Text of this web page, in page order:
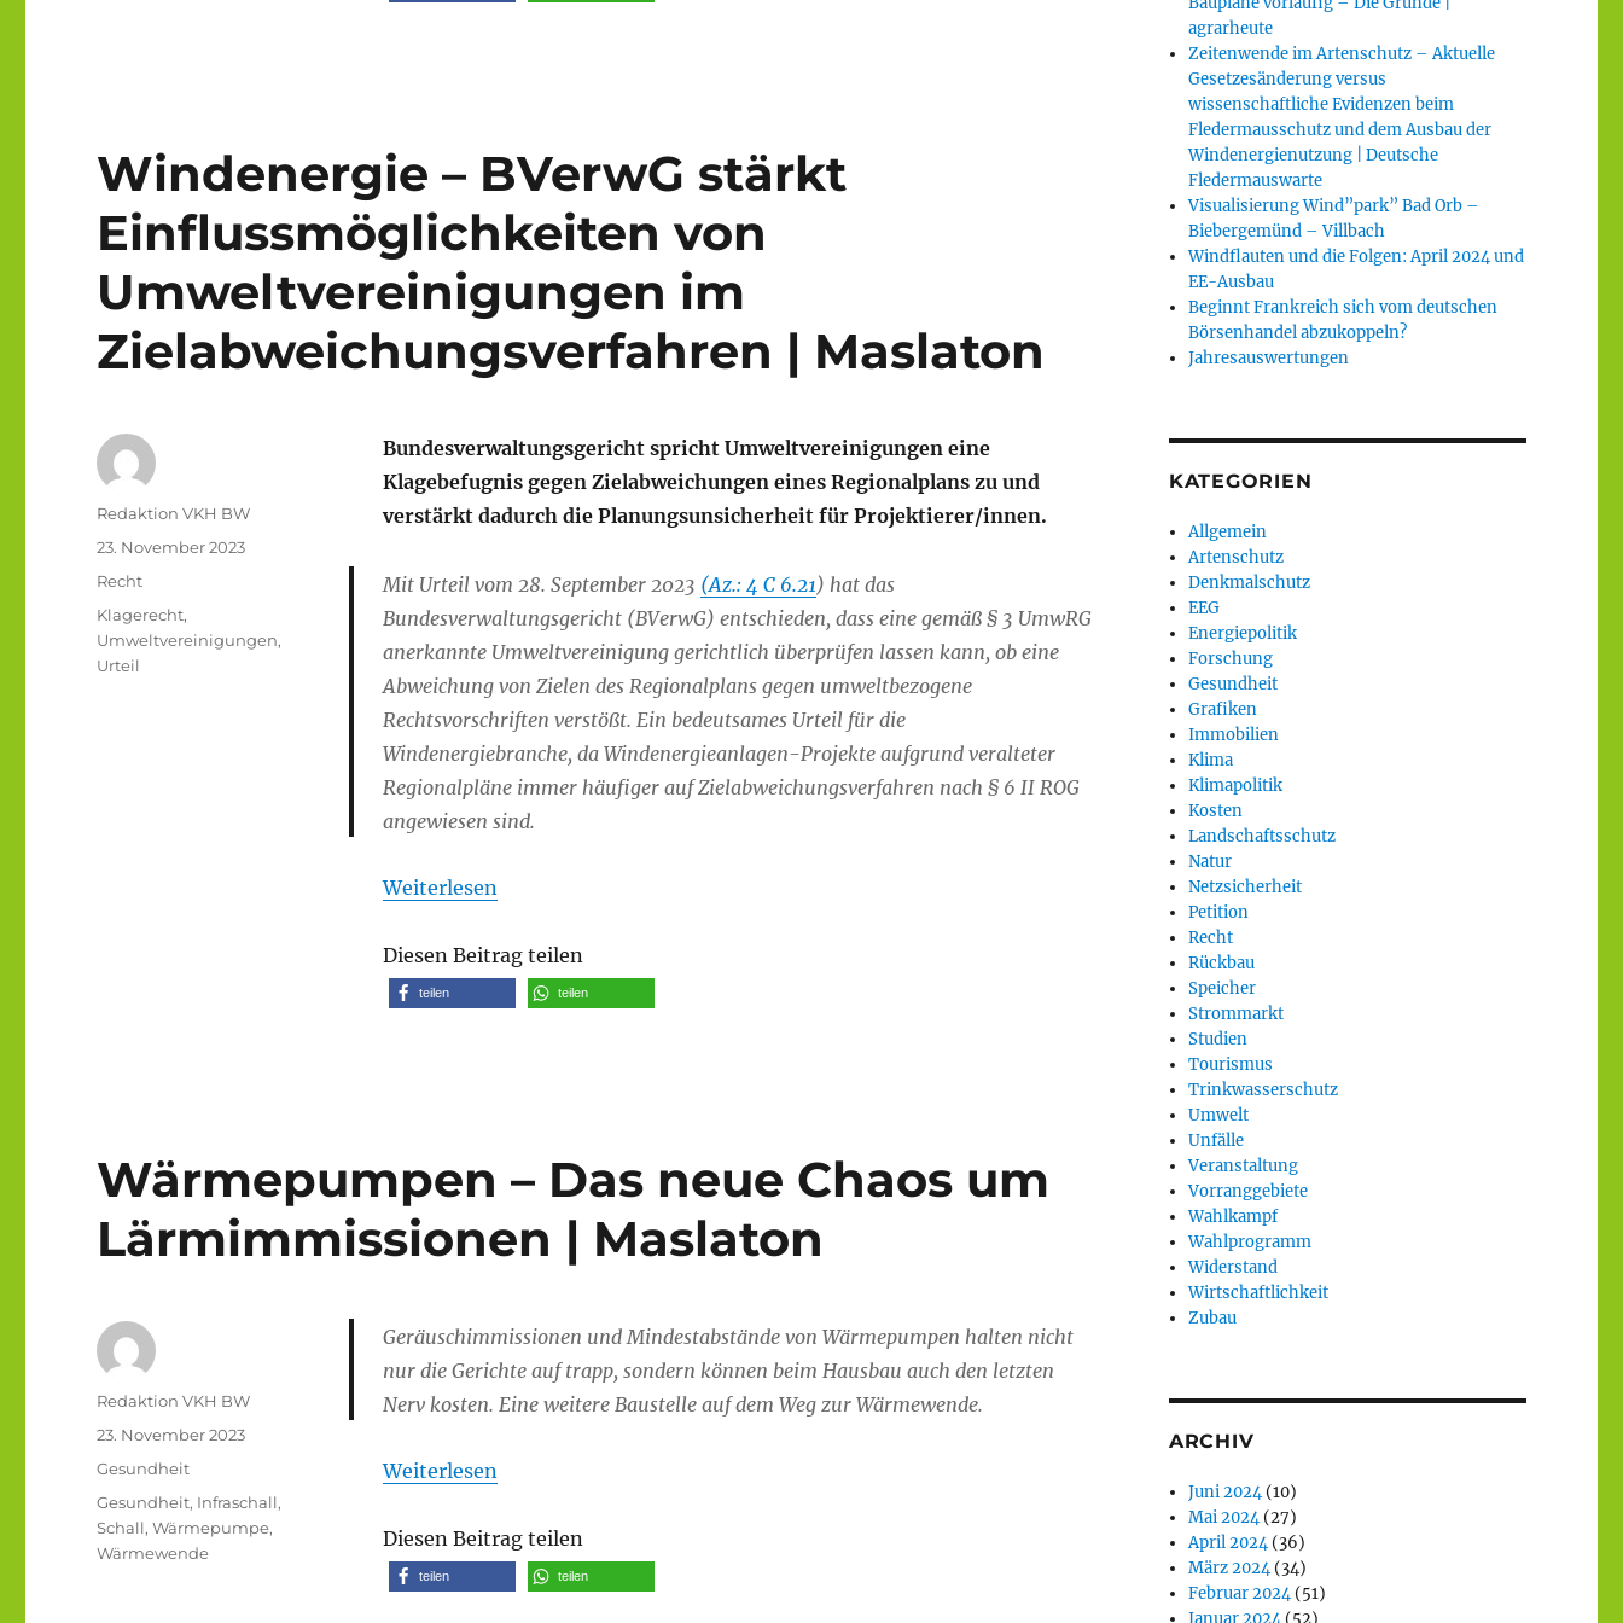
Windenergie – BVerwG stärkt
Einflussmöglichkeiten von
Umweltvereinigungen im
Zielabweichungsverfahren | Maslaton
Bundesverwaltungsgericht spricht Umweltvereinigungen eine
Klagebefugnis gegen Zielabweichungen eines Regionalplans zu und
verstärkt dadurch die Planungsunsicherheit für Projektierer/innen.
Mit Urteil vom 28. September 2023 (Az.: 4 C 6.21) hat das
Bundesverwaltungsgericht (BVerwG) entschieden, dass eine gemäß § 3 UmwRG
anerkannte Umweltvereinigung gerichtlich überprüfen lassen kann, ob eine
Abweichung von Zielen des Regionalplans gegen umweltbezogene
Rechtsvorschriften verstößt. Ein bedeutsames Urteil für die
Windenergiebranche, da Windenergieanlagen-Projekte aufgrund veralteter
Regionalpläne immer häufiger auf Zielabweichungsverfahren nach § 6 II ROG
angewiesen sind.
Weiterlesen
Diesen Beitrag teilen
teilen teilen
Autor
Redaktion VKH BW
Veröffentlicht
23. November 2023
Kategorien
Recht
Schlagwörter
Klagerecht,
Umweltvereinigungen,
Urteil
Wärmepumpen – Das neue Chaos um
Lärmimmissionen | Maslaton
Geräuschimmissionen und Mindestabstände von Wärmepumpen halten nicht
nur die Gerichte auf trapp, sondern können beim Hausbau auch den letzten
Nerv kosten. Eine weitere Baustelle auf dem Weg zur Wärmewende.
Weiterlesen
Diesen Beitrag teilen
teilen teilen
Autor
Redaktion VKH BW
Veröffentlicht
23. November 2023
Kategorien
Gesundheit
Schlagwörter
Gesundheit, Infraschall,
Schall,Wärmepumpe,
Wärmewende
agrarheute
Zeitenwende im Artenschutz – Aktuelle
Gesetzesänderung versus
wissenschaftliche Evidenzen beim
Fledermausschutz und dem Ausbau der
Windenergienutzung | Deutsche
Fledermauswarte
Visualisierung Wind”park” Bad Orb –
Biebergemünd – Villbach
Windflauten und die Folgen: April 2024 und
EE-Ausbau
Beginnt Frankreich sich vom deutschen
Börsenhandel abzukoppeln?
Jahresauswertungen
KATEGORIEN
Allgemein
Artenschutz
Denkmalschutz
EEG
Energiepolitik
Forschung
Gesundheit
Grafiken
Immobilien
Klima
Klimapolitik
Kosten
Landschaftsschutz
Natur
Netzsicherheit
Petition
Recht
Rückbau
Speicher
Strommarkt
Studien
Tourismus
Trinkwasserschutz
Umwelt
Unfälle
Veranstaltung
Vorranggebiete
Wahlkampf
Wahlprogramm
Widerstand
Wirtschaftlichkeit
Zubau
ARCHIV
Juni 2024(10)
Mai 2024(27)
April 2024(36)
März 2024(34)
Februar 2024(51)